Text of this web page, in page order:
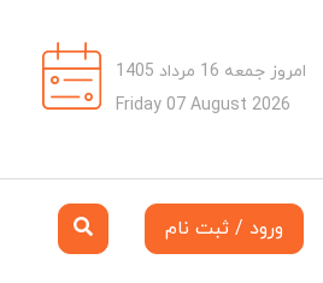
امروز جمعه 16 مرداد 1405
Friday 07 August 2026
ورود / ثبت نام